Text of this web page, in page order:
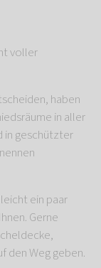
voller
haben
in aller
in geschützter
ein paar
Gerne
den Weg geben.